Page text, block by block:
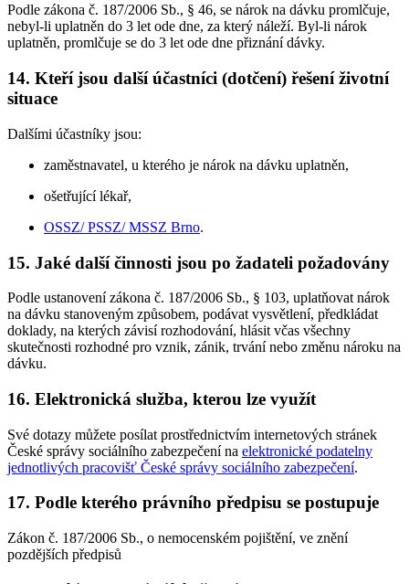
Podle zákona č. 187/2006 Sb., § 46, se nárok na dávku promlčuje,
nebyl-li uplatněn do 3 let ode dne, za který náleží. Byl-li nárok
uplatněn, promlčuje se do 3 let ode dne přiznání dávky.
14. Kteří jsou další účastníci (dotčení) řešení životní
situace
Dalšími účastníky jsou:
zaměstnavatel, u kterého je nárok na dávku uplatněn,
ošetřující lékař,
OSSZ/ PSSZ/ MSSZ Brno.
15. Jaké další činnosti jsou po žadateli požadovány
Podle ustanovení zákona č. 187/2006 Sb., § 103, uplatňovat nárok
na dávku stanoveným způsobem, podávat vysvětlení, předkládat
doklady, na kterých závisí rozhodování, hlásit včas všechny
skutečnosti rozhodné pro vznik, zánik, trvání nebo změnu nároku na
dávku.
16. Elektronická služba, kterou lze využít
Své dotazy můžete posílat prostřednictvím internetových stránek
České správy sociálního zabezpečení na elektronické podatelny
jednotlivých pracovišť České správy sociálního zabezpečení.
17. Podle kterého právního předpisu se postupuje
Zákon č. 187/2006 Sb., o nemocenském pojištění, ve znění
pozdějších předpisů